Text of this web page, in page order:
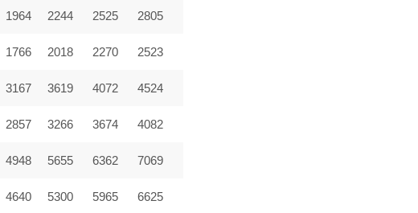
1964 2244 2525 2805
1766 2018 2270 2523
3167 3619 4072 4524
2857 3266 3674 4082
4948 5655 6362 7069
4640 5300 5965 6625